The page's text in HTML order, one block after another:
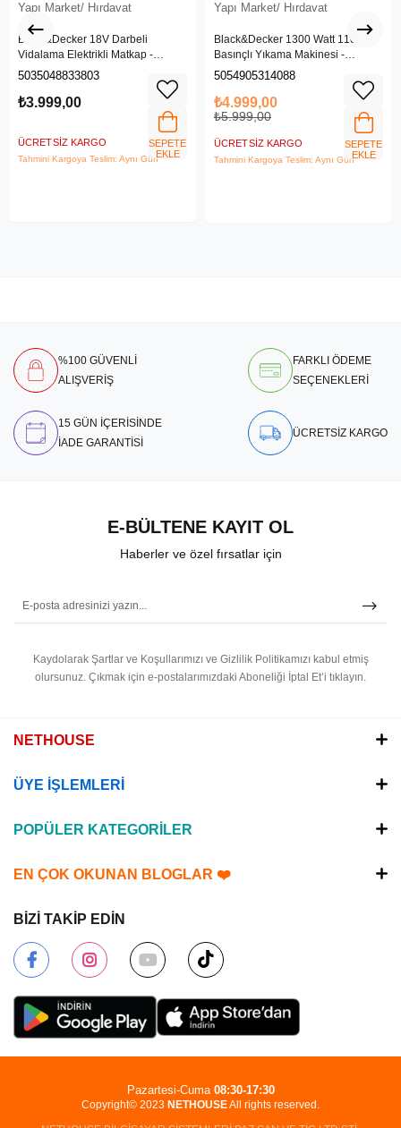
Yapı Market/ Hırdavat
Black&Decker 18V Darbeli
Vidalama Elektrikli Matkap -
BDCHD18SC1K-QW
5035048833803
₺3.999,00
ÜCRETSIZ KARGO
Tahmini Kargoya Teslim: Aynı Gün
SEPETE
EKLE
Yapı Market/ Hırdavat
Black&Decker 1300 Watt 110 Bar
Basınçlı Yıkama Makinesi -
(BEPW1300L-QS)
5054905314088
₺4.999,00
₺5.999,00
ÜCRETSIZ KARGO
Tahmini Kargoya Teslim: Aynı Gün
SEPETE
EKLE
%100 GÜVENLİ
ALIŞVERİŞ
FARKLI ÖDEME
SEÇENEKLERİ
15 GÜN İÇERİSİNDE
İADE GARANTİSİ
ÜCRETSİZ KARGO
E-BÜLTENE KAYIT OL
Haberler ve özel fırsatlar için
Kaydolarak Şartlar ve Koşullarımızı ve Gizlilik Politikamızı kabul etmiş
olursunuz. Çıkmak için e-postalarımızdaki Aboneliği İptal Et’i tıklayın.
NETHOUSE
ÜYE İŞLEMLERİ
POPÜLER KATEGORİLER
EN ÇOK OKUNAN BLOGLAR ❤️
BİZİ TAKİP EDİN
Copyright© 2023 NETHOUSEAll rights reserved.
Pazartesi-Cuma 08:30-17:30